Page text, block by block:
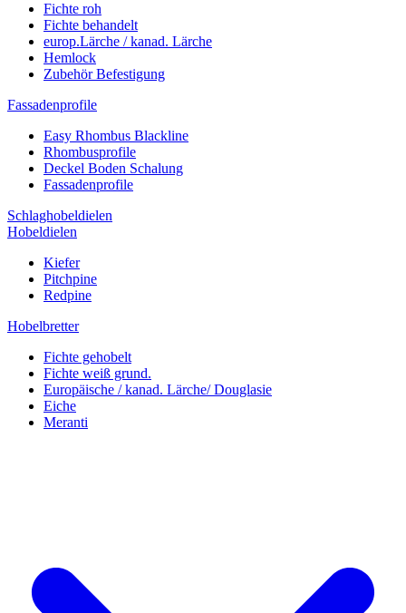
Fichte roh
Fichte behandelt
europ.Lärche / kanad. Lärche
Hemlock
Zubehör Befestigung
Fassadenprofile
Easy Rhombus Blackline
Rhombusprofile
Deckel Boden Schalung
Fassadenprofile
Schlaghobeldielen
Hobeldielen
Kiefer
Pitchpine
Redpine
Hobelbretter
Fichte gehobelt
Fichte weiß grund.
Europäische / kanad. Lärche/ Douglasie
Eiche
Meranti